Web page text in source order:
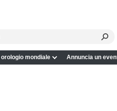
orologio mondiale Annuncia un